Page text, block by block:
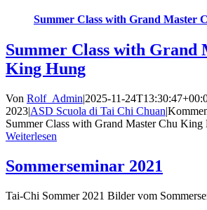
Summer Class with Grand Master
Summer Class with Grand
King Hung
Von Rolf_Admin|2025-11-
2023|ASD Scuola di Tai Chi Chuan|
Summer Class with Grand Master Chu King
Weiterlesen
Sommerseminar 2021
Tai-Chi Sommer 2021 Bilder vom